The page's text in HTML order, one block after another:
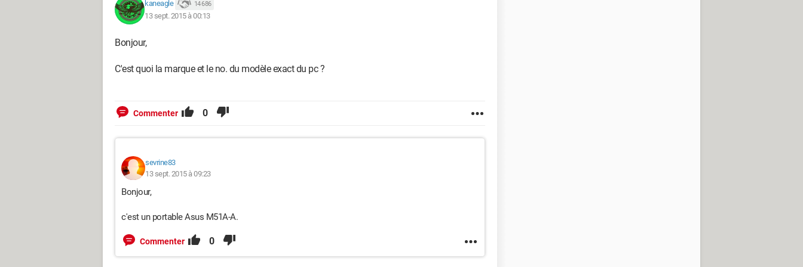
kaneagle 14 686
13 sept. 2015 à 00:13
Bonjour,
C'est quoi la marque et le no. du modèle exact du pc ?
Commenter 0
sevrine83
13 sept. 2015 à 09:23
Bonjour,
c'est un portable Asus M51A-A.
Commenter 0